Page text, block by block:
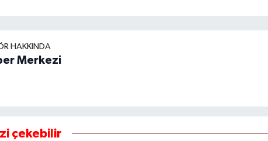
HAKKINDA
Merkezi
çekebilir